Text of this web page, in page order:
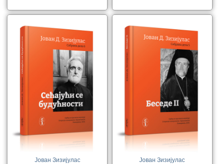
Јован Зизијулас
Јован Зизијулас